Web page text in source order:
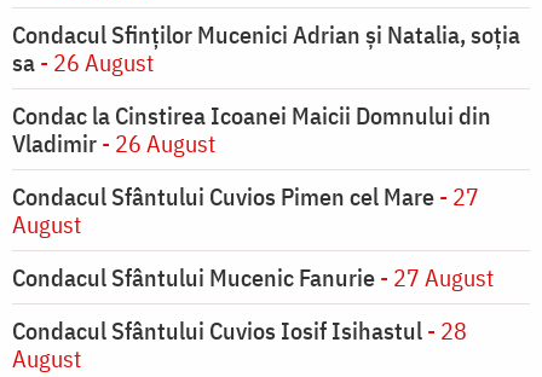
Condacul Sfinţilor Mucenici Adrian şi Natalia, soţia
sa- 26 August
Condac la Cinstirea Icoanei Maicii Domnului din
Vladimir- 26 August
Condacul Sfântului Cuvios Pimen cel Mare- 27
August
Condacul Sfântului Mucenic Fanurie- 27 August
Condacul Sfântului Cuvios Iosif Isihastul- 28
August